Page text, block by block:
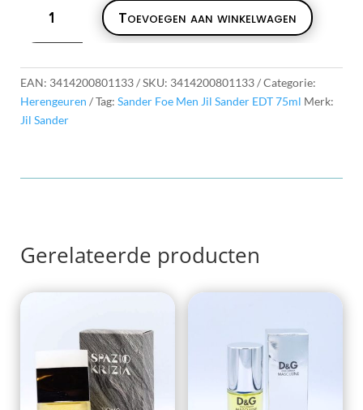
Toevoegen aan winkelwagen
EAN: 3414200801133 SKU: 3414200801133
Categorie:
Herengeuren
Tag: Sander Foe Men Jil Sander EDT 75ml Merk:
Jil Sander
Gerelateerde producten